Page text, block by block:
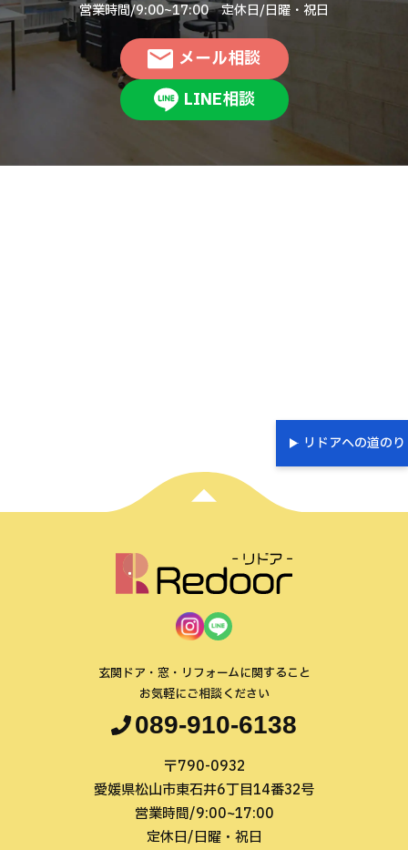
営業時間/9:00~17:00 定休日/日曜・祝日
メール相談
LINE相談
リドアへの道のり
玄関ドア・窓・リフォームに関すること
お気軽にご相談ください
089-910-6138
〒790-0932
愛媛県松山市東石井6丁目14番32号
営業時間/9:00~17:00
定休日/日曜・祝日